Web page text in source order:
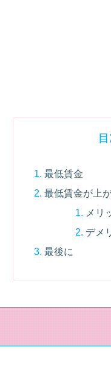
最低賃金
最低賃金が上
メリ
デメ
最後に